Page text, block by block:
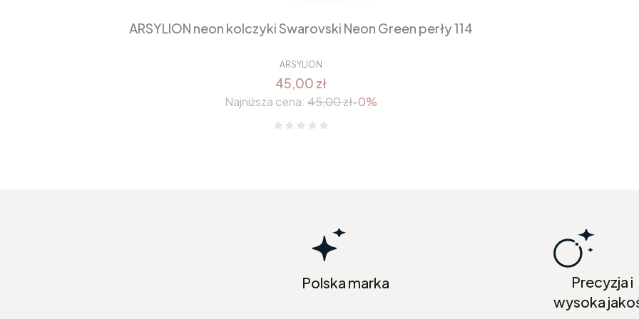
ARSYLION neon kolczyki Swarovski Neon Green perły 114
ARSYLION
45,00 zł
Najniższa cena: 45,00 zł-0%
Polska marka
Precyzja i
wysoka